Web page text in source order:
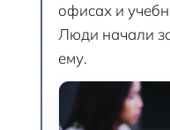
офисах и
Люди начали
ему.